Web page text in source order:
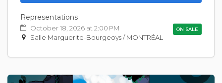
Representations
October 18, 2026 at 2:00 PM ON SALE
Salle Marguerite-Bourgeoys / MONTRÉAL